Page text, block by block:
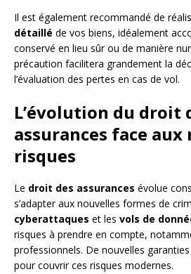
Il est également recommandé de
détaillé de vos biens, idéalement
conservé en lieu sûr ou de manière
précaution facilitera grandement la
l’évaluation des pertes en cas de vol.
L’évolution du droit
assurances face aux
risques
Le droit des assurances évolue
s’adapter aux nouvelles formes de
cyberattaques et les vols de
risques à prendre en compte,
professionnels. De nouvelles
pour couvrir ces risques modernes.